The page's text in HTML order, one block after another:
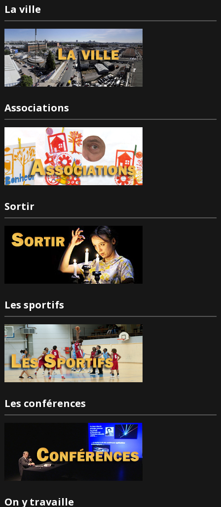
La ville
Associations
Sortir
Les sportifs
Les conférences
On y travaille